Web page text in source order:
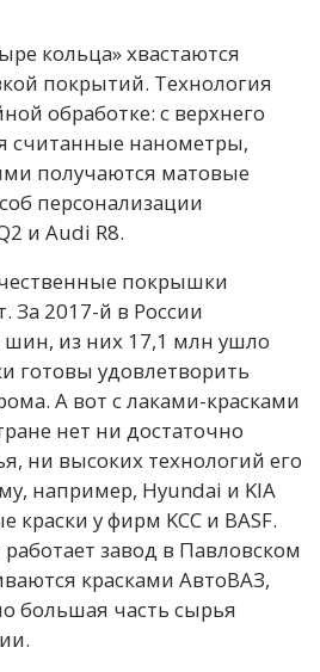
кольца» хвастаются
покрытий. Технология
обработке: с верхнего
считанные нанометры,
получаются матовые
персонализации
и Audi R8.
покрышки
За 2017-й в России
из них 17,1 млн ушло
готовы удовлетворить
А вот с лаками-красками
нет ни достаточно
ни высоких технологий его
например, Hyundai и KIA
у фирм KCC и BASF.
завод в Павловском
красками АвтоВАЗ,
большая часть сырья